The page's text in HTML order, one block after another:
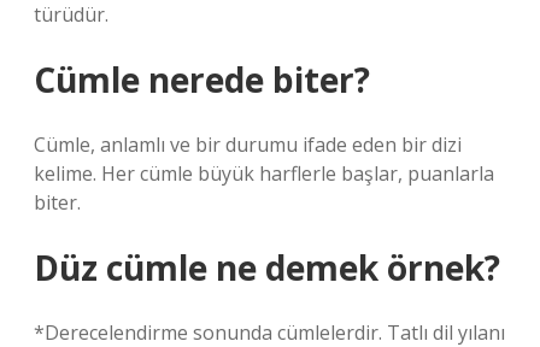
türüdür.
Cümle nerede biter?
Cümle, anlamlı ve bir durumu ifade eden bir dizi
kelime. Her cümle büyük harflerle başlar, puanlarla
biter.
Düz cümle ne demek örnek?
*Derecelendirme sonunda cümlelerdir. Tatlı dil yılanı